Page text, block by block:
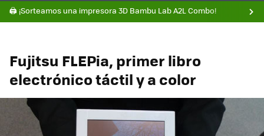
🖨️ ¡Sorteamos una impresora 3D Bambu Lab A2L Combo!
Fujitsu FLEPia, primer libro
electrónico táctil y a color